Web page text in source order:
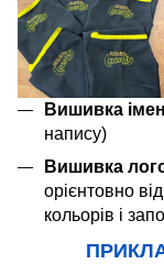
Вишивка
напису)
Вишивка
орієнтовно
кольорів і